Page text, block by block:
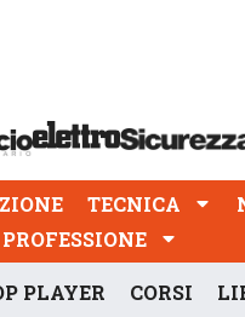
TECNICA
PROFESSIONE
PLAYER CORSI